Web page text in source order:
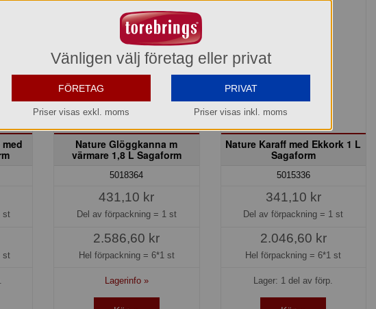
st
st
Nature Glöggkanna m
värmare 1,8 L Sagaform
5018364
431,10 kr
Del av förpackning = 1 st
2.586,60 kr
Hel förpackning = 6*1 st
Lagerinfo »
Nature Karaff med Ekkork 1 L
Sagaform
5015336
341,10 kr
Del av förpackning = 1 st
2.046,60 kr
Hel förpackning =6*1 st
Lager: 1 del av förp.
Vänligen välj företag eller privat
FÖRETAG
Priser visas exkl. moms
PRIVAT
Priser visas inkl. moms